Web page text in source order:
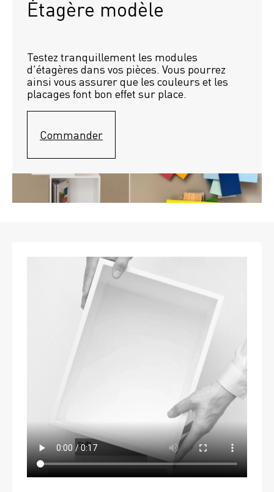
Étagère modèle
Testez tranquillement les modules
d'étagères dans vos pièces. Vous pourrez
ainsi vous assurer que les couleurs et les
placages font bon effet sur place.
Commander